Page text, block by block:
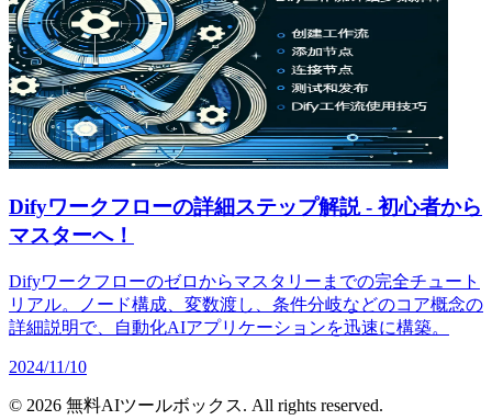
Difyワークフローの詳細ステップ解説 - 初心者から
マスターへ！
Difyワークフローのゼロからマスタリーまでの完全チュート
リアル。ノード構成、変数渡し、条件分岐などのコア概念の
詳細説明で、自動化AIアプリケーションを迅速に構築。
2024/11/10
© 2026 無料AIツールボックス. All rights reserved.